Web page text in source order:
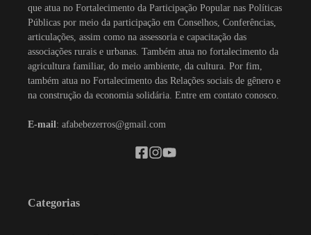
que atua no Fortalecimento da Participação Popular nas Políticas
Públicas por meio da participação em Conselhos, Conferências,
articulações, assim como na assessoria e capacitação das
associações rurais e urbanas. Também atua no fortalecimento da
agricultura familiar, do meio ambiente, da cultura. Por fim,
também atua no Fortalecimento das Relações sociais de gênero e
na construção da economia solidária. Entre em contato conosco.
E-mail: afabebezerros@gmail.com
Categorias